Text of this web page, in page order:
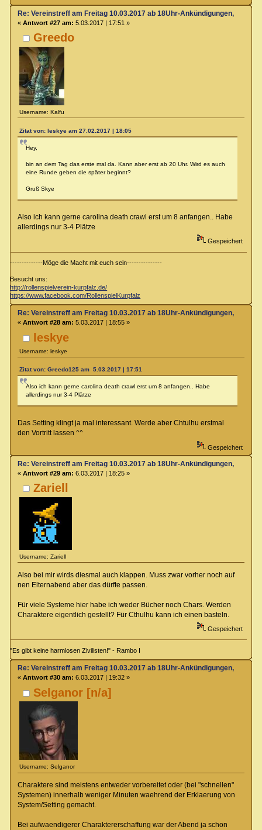
Greedo
Username: Kalfu
Re: Vereinstreff am Freitag 10.03.2017 ab 18Uhr-Ankündigungen,
« Antwort #27 am: 5.03.2017 | 17:51 »
Zitat von: leskye am 27.02.2017 | 18:05
Hey,
bin an dem Tag das erste mal da. Kann aber erst ab 20 Uhr. Wird es auch
eine Runde geben die später beginnt?
Gruß Skye
Also ich kann gerne carolina death crawl erst um 8 anfangen.. Habe
allerdings nur 3-4 Plätze
Gespeichert
--------------Möge die Macht mit euch sein---------------
Besucht uns:
http://rollenspielverein-kurpfalz.de/
https://www.facebook.com/RollenspielKurpfalz
leskye
Username: leskye
Re: Vereinstreff am Freitag 10.03.2017 ab 18Uhr-Ankündigungen,
« Antwort #28 am: 5.03.2017 | 18:55 »
Zitat von: Greedo125 am 5.03.2017 | 17:51
Also ich kann gerne carolina death crawl erst um 8 anfangen.. Habe
allerdings nur 3-4 Plätze
Das Setting klingt ja mal interessant. Werde aber Chtulhu erstmal
den Vortritt lassen ^^
Gespeichert
Zariell
Username: Zariell
Re: Vereinstreff am Freitag 10.03.2017 ab 18Uhr-Ankündigungen,
« Antwort #29 am: 6.03.2017 | 18:25 »
Also bei mir wirds diesmal auch klappen. Muss zwar vorher noch auf
nen Elternabend aber das dürfte passen.
Für viele Systeme hier habe ich weder Bücher noch Chars. Werden
Charaktere eigentlich gestellt? Für Cthulhu kann ich einen basteln.
Gespeichert
"Es gibt keine harmlosen Zivilisten!" - Rambo I
Selganor [n/a]
Username: Selganor
Re: Vereinstreff am Freitag 10.03.2017 ab 18Uhr-Ankündigungen,
« Antwort #30 am: 6.03.2017 | 19:32 »
Charaktere sind meistens entweder vorbereitet oder (bei "schnellen"
Systemen) innerhalb weniger Minuten waehrend der Erklaerung von
System/Setting gemacht.
Bei aufwaendigerer Charaktererschaffung war der Abend ja schon